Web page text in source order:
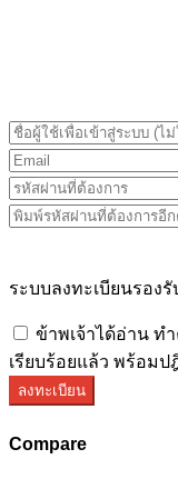
ระบบลงทะเบียนรอง
ข้าพเจ้าได้อ่าน ท
เรียบร้อยแล้ว พร้อม
ลงทะเบียน
Compare